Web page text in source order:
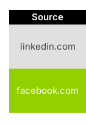
Source
linkedin.com
facebook.com